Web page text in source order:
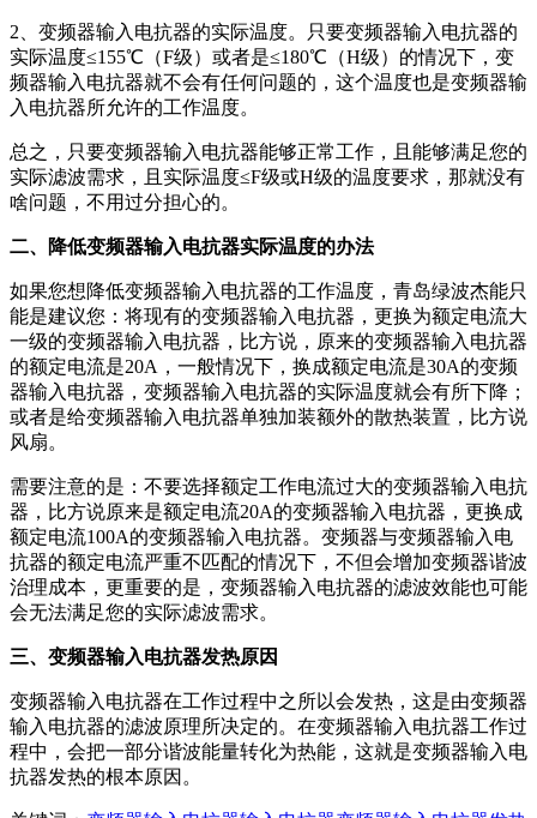
2、变频器输入电抗器的实际温度。只要变频器输入电抗器的
实际温度≤155℃（F级）或者是≤180℃（H级）的情况下，变
频器输入电抗器就不会有任何问题的，这个温度也是变频器输
入电抗器所允许的工作温度。
总之，只要变频器输入电抗器能够正常工作，且能够满足您的
实际滤波需求，且实际温度≤F级或H级的温度要求，那就没有
啥问题，不用过分担心的。
二、降低变频器输入电抗器实际温度的办法
如果您想降低变频器输入电抗器的工作温度，青岛绿波杰能只
能是建议您：将现有的变频器输入电抗器，更换为额定电流大
一级的变频器输入电抗器，比方说，原来的变频器输入电抗器
的额定电流是20A，一般情况下，换成额定电流是30A的变频
器输入电抗器，变频器输入电抗器的实际温度就会有所下降；
或者是给变频器输入电抗器单独加装额外的散热装置，比方说
风扇。
需要注意的是：不要选择额定工作电流过大的变频器输入电抗
器，比方说原来是额定电流20A的变频器输入电抗器，更换成
额定电流100A的变频器输入电抗器。变频器与变频器输入电
抗器的额定电流严重不匹配的情况下，不但会增加变频器谐波
治理成本，更重要的是，变频器输入电抗器的滤波效能也可能
会无法满足您的实际滤波需求。
三、变频器输入电抗器发热原因
变频器输入电抗器在工作过程中之所以会发热，这是由变频器
输入电抗器的滤波原理所决定的。在变频器输入电抗器工作过
程中，会把一部分谐波能量转化为热能，这就是变频器输入电
抗器发热的根本原因。